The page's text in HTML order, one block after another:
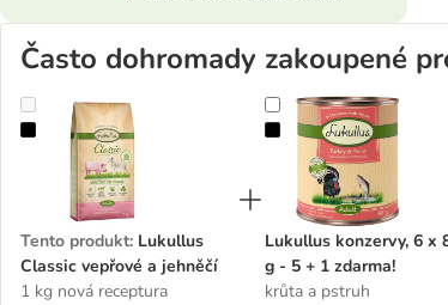
Často dohromady zakoupené
Lukullus Classic vepřové a jehněčí
Tento produkt: Lukullus
Classic vepřové a jehněčí
1 kg nová receptura
Lukullus konzervy, 6 x
Lukullus konzervy, 6 x
g - 5 + 1 zdarma!
krůta a pstruh